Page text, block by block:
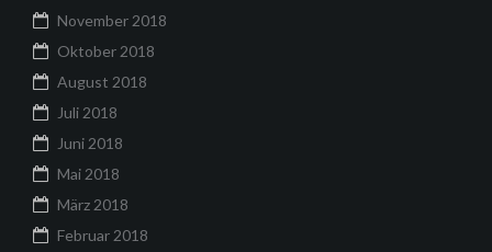
November 2018
Oktober 2018
August 2018
Juli 2018
Juni 2018
Mai 2018
März 2018
Februar 2018